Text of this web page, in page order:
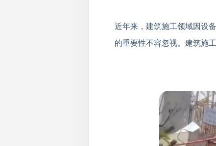
近年来，建筑施工领域因设
的重要性不容忽视。建筑施